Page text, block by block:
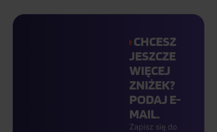
CHCESZ
JESZCZE
WIĘCEJ
ZNIŻEK?
PODAJ E-
MAIL.
Zapisz się do